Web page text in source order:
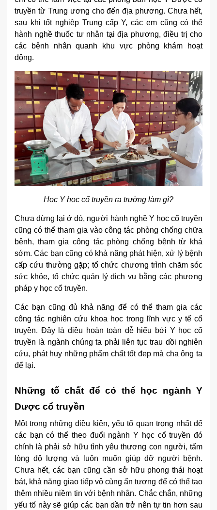
truyền từ Trung ương cho đến địa phương. Chưa hết,
sau khi tốt nghiệp Trung cấp Y, các em cũng có thể
hành nghề thuốc tư nhân tại địa phương, điều trị cho
các bệnh nhân quanh khu vực phòng khám hoạt
động.
Học Y học cổ truyền ra trường làm gì?
Chưa dừng lại ở đó, người hành nghề Y học cổ truyền
cũng có thể tham gia vào công tác phòng chống chữa
bệnh, tham gia công tác phòng chống bệnh từ khá
sớm. Các bạn cũng có khả năng phát hiện, xử lý bệnh
cấp cứu thường gặp; tổ chức chương trình chăm sóc
sức khỏe, tổ chức quản lý dịch vụ bằng các phương
pháp y học cổ truyền.
Các bạn cũng đủ khả năng để có thể tham gia các
công tác nghiên cứu khoa học trong lĩnh vực y tế cổ
truyền. Đây là điều hoàn toàn dễ hiểu bởi Y học cổ
truyền là ngành chúng ta phải liên tục trau dồi nghiên
cứu, phát huy những phẩm chất tốt đẹp mà cha ông ta
để lại.
Những tố chất để có thể học ngành Y
Dược cổ truyền
Một trong những điều kiện, yếu tố quan trọng nhất để
các bạn có thể theo đuổi ngành Y học cổ truyền đó
chính là phải sở hữu tình yêu thương con người, tấm
lòng độ lượng và luôn muốn giúp đỡ người bệnh.
Chưa hết, các bạn cũng cần sở hữu phong thái hoạt
bát, khả năng giao tiếp vô cùng ấn tượng để có thể tạo
thêm nhiều niềm tin với bệnh nhân. Chắc chắn, những
yếu tố này sẽ giúp các bạn dần trở nên tự tin hơn sau